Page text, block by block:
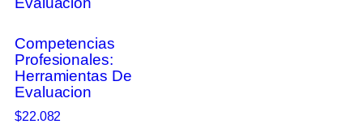
Competencias
Profesionales:
Herramientas De
Evaluacion
$22.082